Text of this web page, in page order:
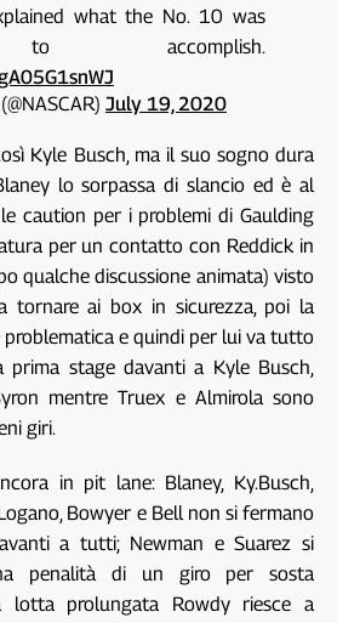
what the No. 10 was
accomplish.
July 19, 2020
Kyle Busch, ma il suo sogno dura
lo sorpassa di slancio ed è al
caution per i problemi di Gaulding
per un contatto con Reddick in
qualche discussione animata) visto
tornare ai box in sicurezza, poi la
e quindi per lui va tutto
prima stage davanti a Kyle Busch,
mentre Truex e Almirola sono
giri.
in pit lane: Blaney, Ky.Busch,
Bowyer e Bell non si fermano
a tutti; Newman e Suarez si
penalità di un giro per sosta
lotta prolungata Rowdy riesce a